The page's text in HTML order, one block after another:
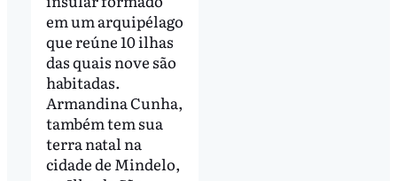
em um arquipélago
que reúne 10 ilhas
das quais nove são
habitadas.
Armandina Cunha,
também tem sua
terra natal na
cidade de Mindelo,